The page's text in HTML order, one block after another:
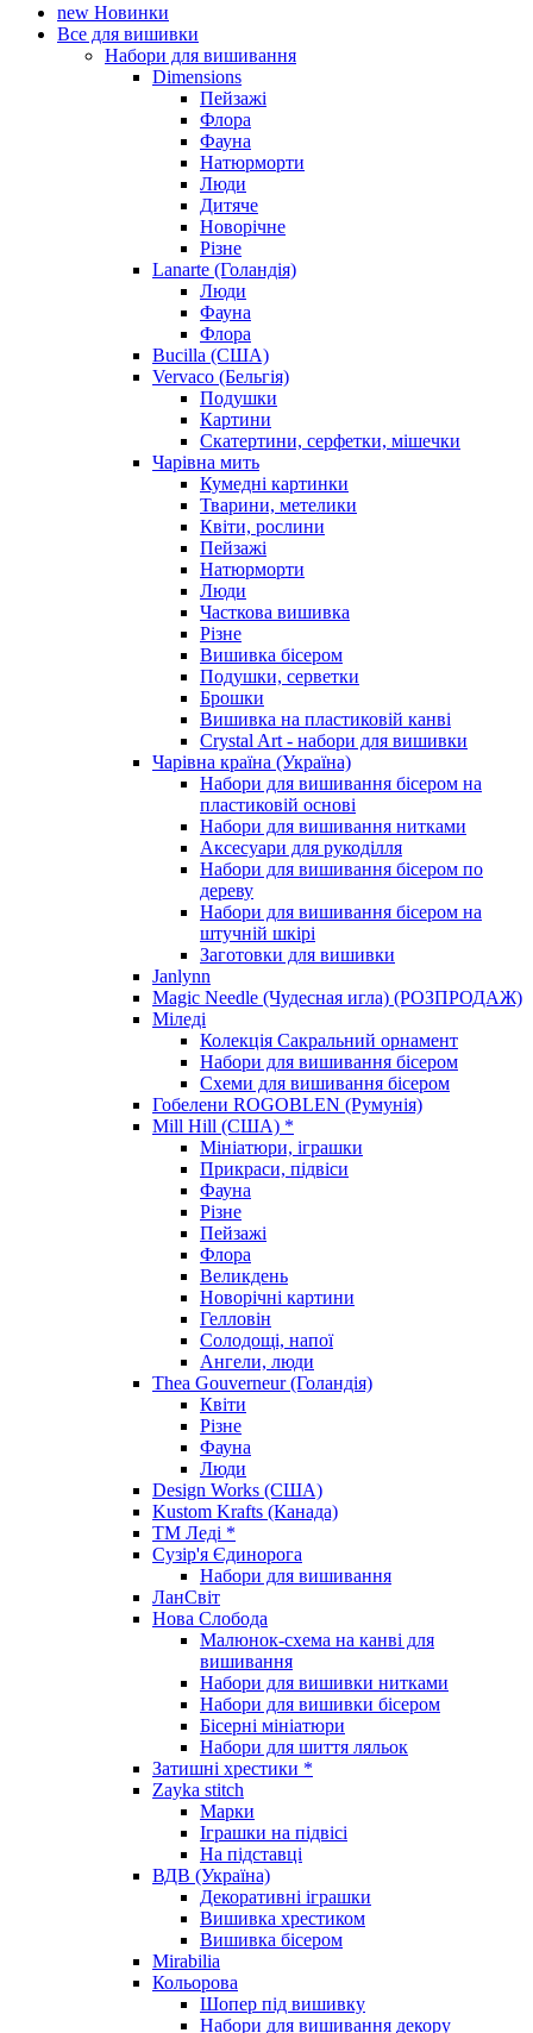
new Новинки
Все для вишивки
Набори для вишивання
Dimensions
Пейзажі
Флора
Фауна
Натюрморти
Люди
Дитяче
Новорічне
Різне
Lanarte (Голандія)
Люди
Фауна
Флора
Bucilla (США)
Vervaco (Бельгія)
Подушки
Картини
Скатертини, серфетки, мішечки
Чарiвна мить
Кумедні картинки
Тварини, метелики
Квіти, рослини
Пейзажі
Натюрморти
Люди
Часткова вишивка
Різне
Вишивка бісером
Подушки, серветки
Брошки
Вишивка на пластиковій канві
Crystal Art - набори для вишивки
Чарівна країна (Україна)
Набори для вишивання бісером на
пластиковій основі
Набори для вишивання нитками
Аксесуари для рукоділля
Набори для вишивання бісером по
дереву
Набори для вишивання бісером на
штучній шкірі
Заготовки для вишивки
Janlynn
Magic Needle (Чудесная игла) (РОЗПРОДАЖ)
Міледі
Колекція Сакральний орнамент
Набори для вишивання бісером
Схеми для вишивання бісером
Гобелени ROGOBLEN (Румунія)
Mill Hill (США) *
Мініатюри, іграшки
Прикраси, підвіси
Фауна
Різне
Пейзажі
Флора
Великдень
Новорічні картини
Гелловін
Солодощі, напої
Ангели, люди
Thea Gouverneur (Голандія)
Квіти
Різне
Фауна
Люди
Design Works (США)
Kustom Krafts (Канада)
ТМ Леді *
Сузір'я Єдинорога
Набори для вишивання
ЛанСвіт
Нова Слобода
Малюнок-схема на канві для
вишивання
Набори для вишивки нитками
Набори для вишивки бісером
Бісерні мініатюри
Набори для шиття ляльок
Затишні хрестики *
Zayka stitch
Марки
Іграшки на підвісі
На підставці
ВДВ (Україна)
Декоративні іграшки
Вишивка хрестиком
Вишивка бісером
Mirabilia
Кольорова
Шопер під вишивку
Набори для вишивання декору